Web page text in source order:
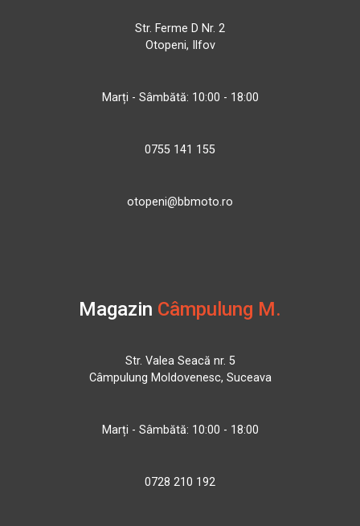
Str. Ferme D Nr. 2
Otopeni, Ilfov
Marți - Sâmbătă: 10:00 - 18:00
0755 141 155
otopeni@bbmoto.ro
Magazin Câmpulung M.
Str. Valea Seacă nr. 5
Câmpulung Moldovenesc, Suceava
Marți - Sâmbătă: 10:00 - 18:00
0728 210 192